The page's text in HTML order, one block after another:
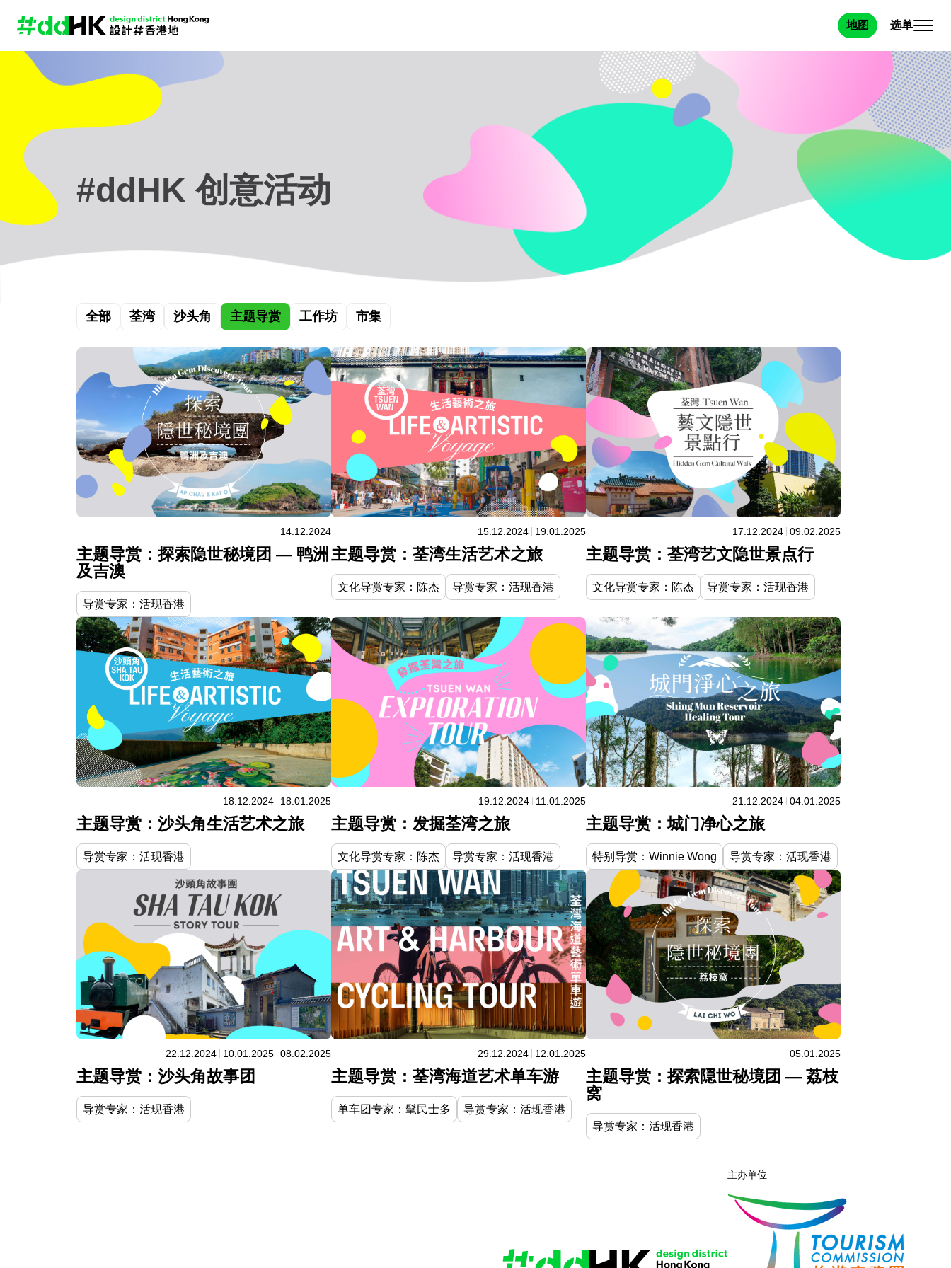
地图 选单
#ddHK 创意活动
全部 荃湾 沙头角 主题导赏 工作坊 市集
14.12.2024
主题导赏：探索隐世秘境团 — 鸭洲
及吉澳
导赏专家：活现香港
15.12.2024 19.01.2025
主题导赏：荃湾生活艺术之旅
文化导赏专家：陈杰 导赏专家：活现香港
17.12.2024 09.02.2025
主题导赏：荃湾艺文隐世景点行
文化导赏专家：陈杰 导赏专家：活现香港
18.12.2024 18.01.2025
主题导赏：沙头角生活艺术之旅
导赏专家：活现香港
19.12.2024 11.01.2025
主题导赏：发掘荃湾之旅
文化导赏专家：陈杰 导赏专家：活现香港
21.12.2024 04.01.2025
主题导赏：城门净心之旅
特别导赏：Winnie Wong 导赏专家：活现香港
22.12.2024 10.01.2025 08.02.2025
主题导赏：沙头角故事团
导赏专家：活现香港
29.12.2024 12.01.2025
主题导赏：荃湾海道艺术单车游
单车团专家：髦民士多 导赏专家：活现香港
05.01.2025
主题导赏：探索隠世秘境团 — 荔枝
窝
导赏专家：活现香港
主办单位